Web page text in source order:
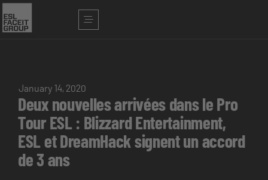
January 14, 2020
Deux nouvelles arrivées dans le Pro
Tour ESL : Blizzard Entertainment,
ESL et DreamHack signent un accord
de 3 ans